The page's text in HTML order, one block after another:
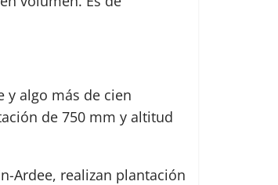
y algo más de cien
de 750 mm y altitud
Ardee, realizan plantación